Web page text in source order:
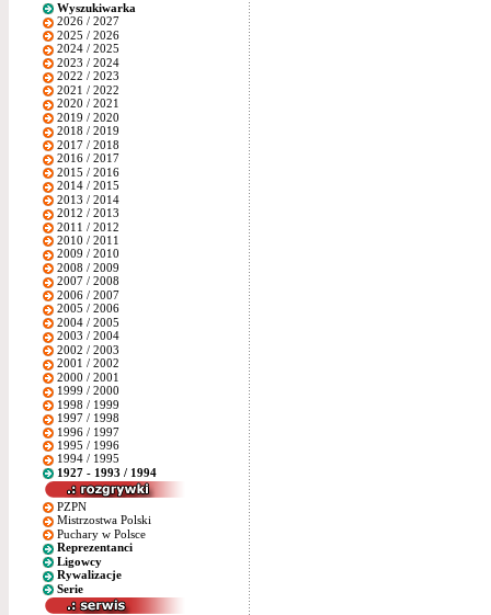
Wyszukiwarka
2026 / 2027
2025 / 2026
2024 / 2025
2023 / 2024
2022 / 2023
2021 / 2022
2020 / 2021
2019 / 2020
2018 / 2019
2017 / 2018
2016 / 2017
2015 / 2016
2014 / 2015
2013 / 2014
2012 / 2013
2011 / 2012
2010 / 2011
2009 / 2010
2008 / 2009
2007 / 2008
2006 / 2007
2005 / 2006
2004 / 2005
2003 / 2004
2002 / 2003
2001 / 2002
2000 / 2001
1999 / 2000
1998 / 1999
1997 / 1998
1996 / 1997
1995 / 1996
1994 / 1995
1927 - 1993 / 1994
PZPN
Mistrzostwa Polski
Puchary w Polsce
Reprezentanci
Ligowcy
Rywalizacje
Serie